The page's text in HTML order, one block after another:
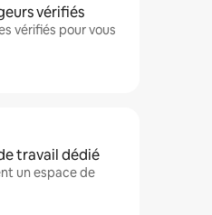
vérifiés
vérifiés pour vous
travail dédié
un espace de